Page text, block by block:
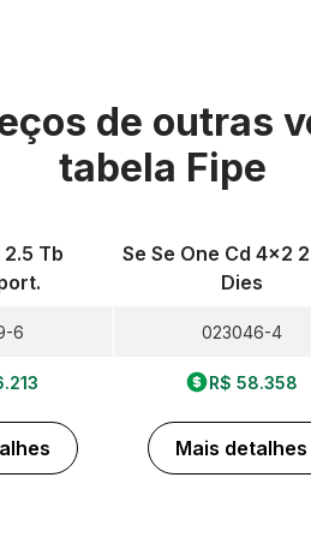
de outras
tabela Fipe
Tb
6
Se Se One Cd 4x2
Dies
023046-4
R$ 58.358
Mais detalhes